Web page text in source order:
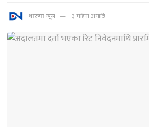
धारणा न्यूज ३ महिना अगाडि